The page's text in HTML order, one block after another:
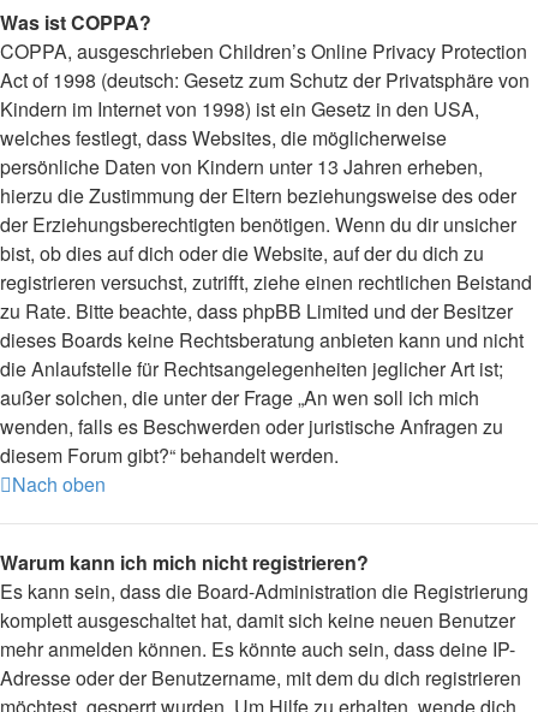
Was ist COPPA?
COPPA, ausgeschrieben Children’s Online Privacy Protection
Act of 1998 (deutsch: Gesetz zum Schutz der Privatsphäre von
Kindern im Internet von 1998) ist ein Gesetz in den USA,
welches festlegt, dass Websites, die möglicherweise
persönliche Daten von Kindern unter 13 Jahren erheben,
hierzu die Zustimmung der Eltern beziehungsweise des oder
der Erziehungsberechtigten benötigen. Wenn du dir unsicher
bist, ob dies auf dich oder die Website, auf der du dich zu
registrieren versuchst, zutrifft, ziehe einen rechtlichen Beistand
zu Rate. Bitte beachte, dass phpBB Limited und der Besitzer
dieses Boards keine Rechtsberatung anbieten kann und nicht
die Anlaufstelle für Rechtsangelegenheiten jeglicher Art ist;
außer solchen, die unter der Frage „An wen soll ich mich
wenden, falls es Beschwerden oder juristische Anfragen zu
diesem Forum gibt?“ behandelt werden.
Nach oben
Warum kann ich mich nicht registrieren?
Es kann sein, dass die Board-Administration die Registrierung
komplett ausgeschaltet hat, damit sich keine neuen Benutzer
mehr anmelden können. Es könnte auch sein, dass deine IP-
Adresse oder der Benutzername, mit dem du dich registrieren